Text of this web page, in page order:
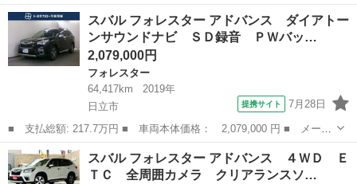
ー名： スバル ■ 車種名： フォレスター ■ グレード名： アド
バンス 純正ナビ 地デジＴＶ バック／左サイドカメラ アイサイ
ト スバ...
茨城 つくば市 フォレスター
スバル フォレスター アドバンス ダイアトー
ンサウンドナビ ＳＤ録音 ＰＷバッ…
2,079,000円
フォレスター
64,417km
2019年
日立市
提携サイト 7月28日
■ 支払総額: 217.7万円 ■ 車両本体価格： 2,079,000 円 ■ メーカ
ー名： スバル ■ 車種名： フォレスター ■ グレード名： アド
バンス ダイアトーンサウンドナビ ＳＤ録音 ＰＷバックドア シ
ートヒー...
茨城 日立市
スバル フォレスター アドバンス ４ＷＤ Ｅ
ＴＣ 全周囲カメラ クリアランスソ…